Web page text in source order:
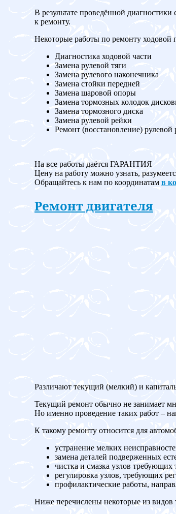
В результате проведённой диагностики
к ремонту.
Некоторые работы по ремонту ходовой
Диагностика ходовой части
Замена рулевой тяги
Замена рулевого наконечника
Замена стойки передней
Замена шаровой опоры
Замена тормозных колодок
Замена тормозного диска
Замена рулевой рейки
Ремонт (восстановление) рулевой
На все работы даётся ГАРАНТИЯ
Цену на работу можно узнать,
Обращайтесь к нам по координатам в
Ремонт двигателя
Различают текущий (мелкий) и
Текущий ремонт обычно не занимает
Но именно проведение таких работ –
К такому ремонту относится для
устранение мелких
замена деталей подверженных
чистка и смазка узлов требующих
регулировка узлов, требующих
профилактические работы,
Ниже перечислены некоторые из видов